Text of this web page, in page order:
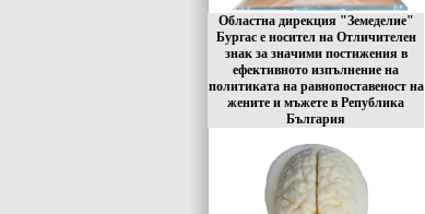
Областна дирекция "Земеделие"
Бургас е носител на Отличителен
знак за значими постижения в
ефективното изпълнение на
политиката на равнопоставеност на
жените и мъжете в Република
България